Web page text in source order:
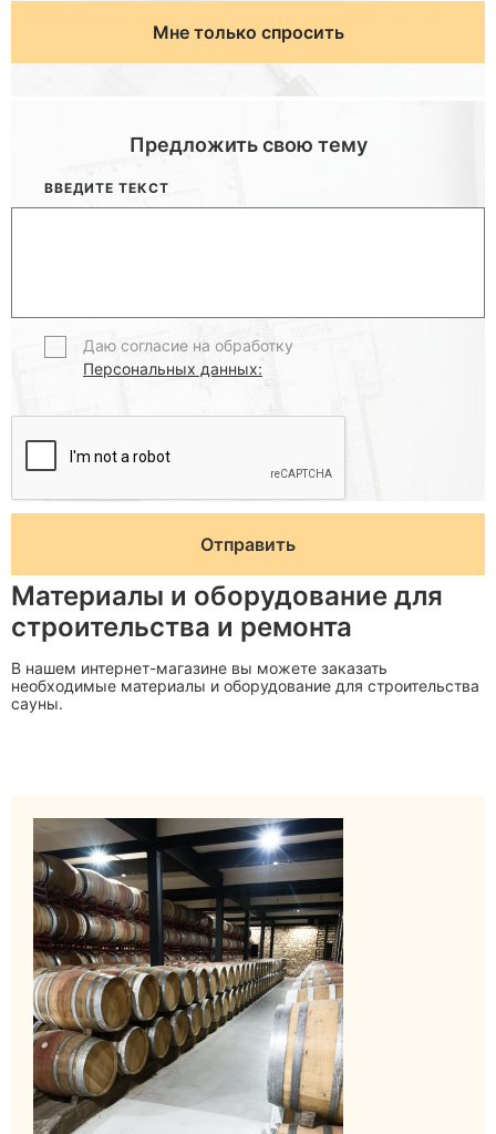
Мне только спросить
Предложить свою тему
ВВЕДИТЕ ТЕКСТ
Даю согласие на обработку
Персональных данных:
Материалы и оборудование для
строительства и ремонта
В нашем интернет-магазине вы можете заказать
необходимые материалы и оборудование для строительства
сауны.